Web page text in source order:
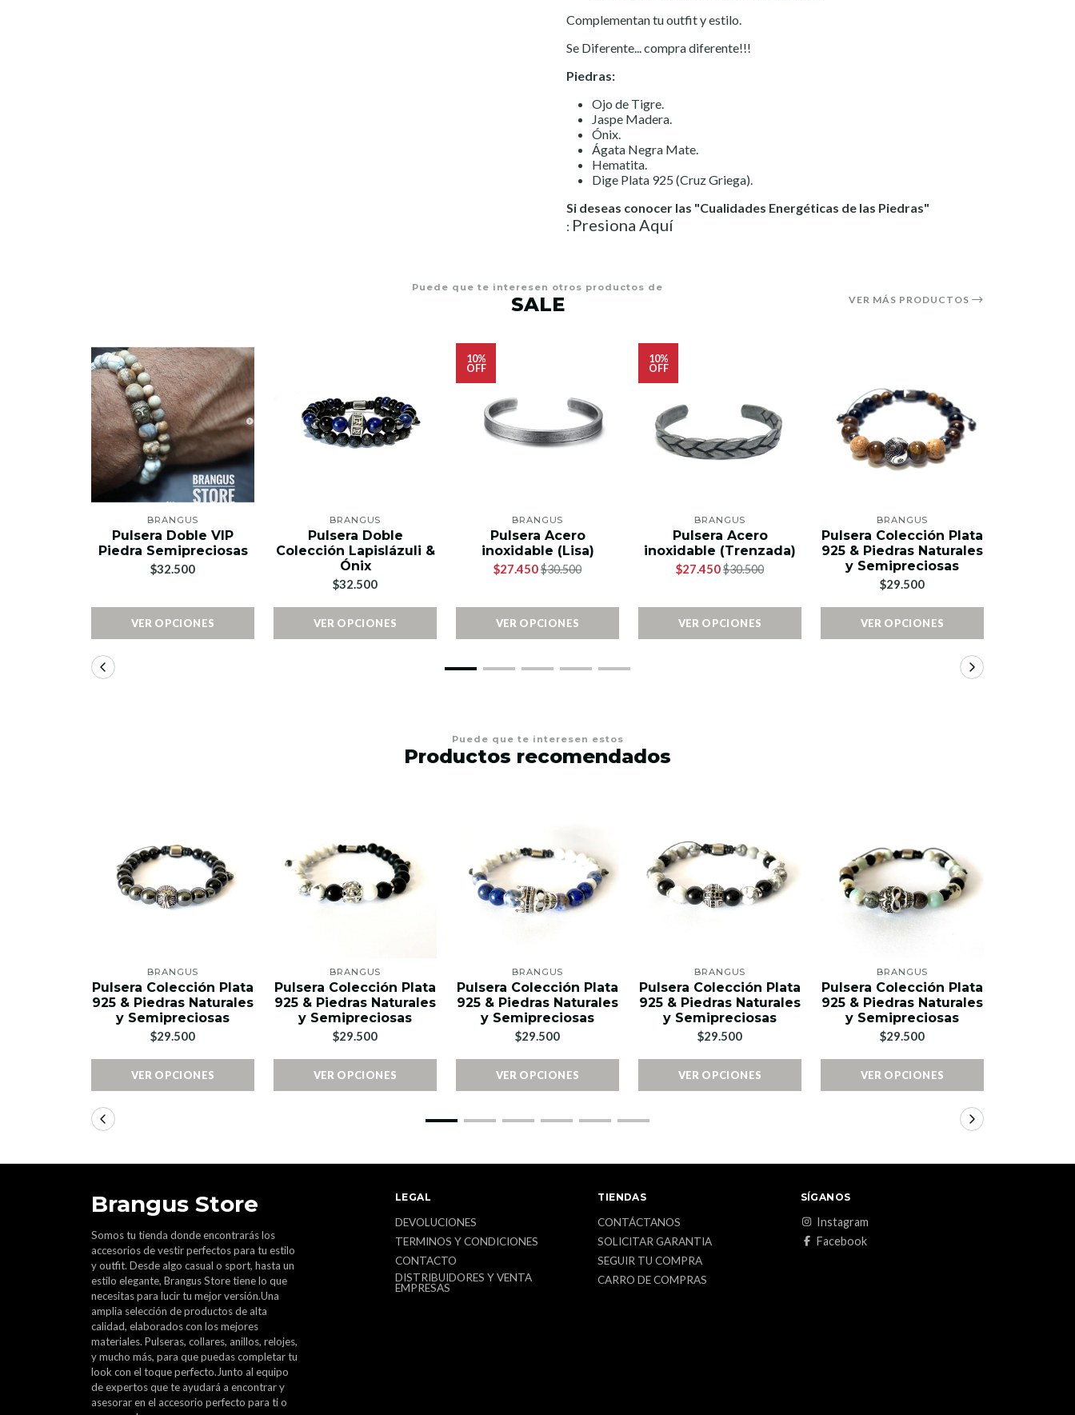
Complementan tu outfit y estilo.
Se Diferente... compra diferente!!!
Piedras:
Ojo de Tigre.
Jaspe Madera.
Ónix.
Ágata Negra Mate.
Hematita.
Dige Plata 925 (Cruz Griega).
Si deseas conocer las "Cualidades Energéticas de las Piedras"
: Presiona Aquí
Puede que te interesen otros productos de
SALE VER MÁS PRODUCTOS
BRANGUS
Pulsera Doble VIP
Piedra Semipreciosas
$32.500
VER OPCIONES
BRANGUS
Pulsera Doble
Colección Lapislázuli &
Ónix
$32.500
VER OPCIONES
10%
OFF
BRANGUS
Pulsera Acero
inoxidable (Lisa)
$27.450$30.500
VER OPCIONES
10%
OFF
BRANGUS
Pulsera Acero
inoxidable (Trenzada)
$27.450$30.500
VER OPCIONES
BRANGUS
Pulsera Colección Plata
925 & Piedras Naturales
y Semipreciosas
$29.500
VER OPCIONES
Puede que te interesen estos
Productos recomendados
BRANGUS
Pulsera Colección Plata
925 & Piedras Naturales
y Semipreciosas
$29.500
VER OPCIONES
BRANGUS
Pulsera Colección Plata
925 & Piedras Naturales
y Semipreciosas
$29.500
VER OPCIONES
BRANGUS
Pulsera Colección Plata
925 & Piedras Naturales
y Semipreciosas
$29.500
VER OPCIONES
BRANGUS
Pulsera Colección Plata
925 & Piedras Naturales
y Semipreciosas
$29.500
VER OPCIONES
BRANGUS
Pulsera Colección Plata
925 & Piedras Naturales
y Semipreciosas
$29.500
VER OPCIONES
Brangus Store
Somos tu tienda donde encontrarás los
accesorios de vestir perfectos para tu estilo
y outfit. Desde algo casual o sport, hasta un
estilo elegante, Brangus Store tiene lo que
necesitas para lucir tu mejor versión.Una
amplia selección de productos de alta
calidad, elaborados con los mejores
materiales. Pulseras, collares, anillos, relojes,
y mucho más, para que puedas completar tu
look con el toque perfecto.Junto al equipo
de expertos que te ayudará a encontrar y
asesorar en el accesorio perfecto para ti o
LEGAL
DEVOLUCIONES
TERMINOS Y CONDICIONES
CONTACTO
DISTRIBUIDORES Y VENTA
EMPRESAS
TIENDAS
CONTÁCTANOS
SOLICITAR GARANTIA
SEGUIR TU COMPRA
CARRO DE COMPRAS
SÍGANOS
Instagram
Facebook